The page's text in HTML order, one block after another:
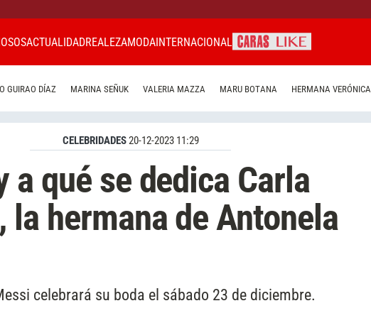
ACTUALIDADREALEZAMODAINTERNACIONAL
GUIRAO DÍAZ MARINA SEÑUK VALERIA MAZZA MARU BOTANA HERMANA VERÓNICA
CELEBRIDADES20-12-2023 11:29
a qué se dedica Carla
la hermana de Antonela
celebrará su boda el sábado 23 de diciembre.